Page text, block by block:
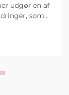
udgør en af
som